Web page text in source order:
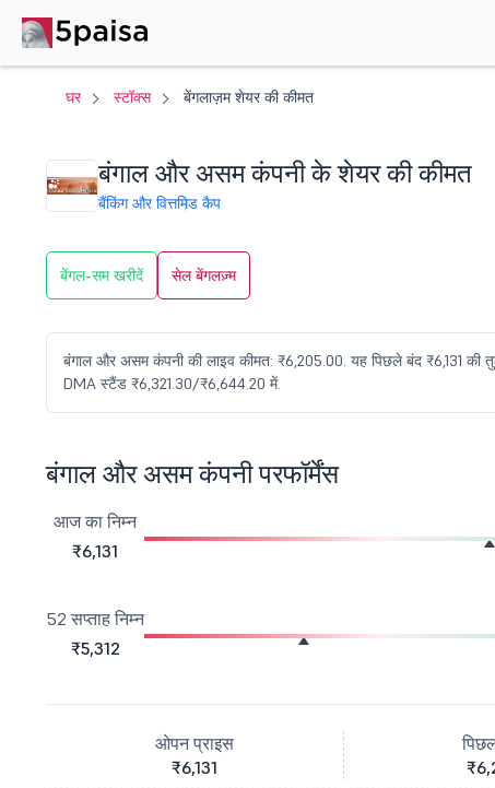
घर स्टॉक्स बेंगलाज़म शेयर की कीमत
बंगाल और असम कंपनी के शेयर की कीमत
बैंकिंग और वित्तमिड कैप
बेंगल-सम खरीदें सेल बेंगलज़्म
बंगाल और असम कंपनी की लाइव कीमत: ₹6,205.00. यह पिछले बंद ₹6,131
DMA स्टैंड ₹6,321.30/₹6,644.20 में.
बंगाल और असम कंपनी परफॉर्मेंस
आज का निम्न
₹6,131
52 सप्ताह निम्न
₹5,312
ओपन प्राइस
₹6,131